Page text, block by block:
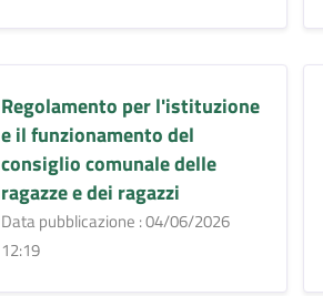
Regolamento per l'istituzione
e il funzionamento del
consiglio comunale delle
ragazze e dei ragazzi
Data pubblicazione : 04/06/2026
12:19